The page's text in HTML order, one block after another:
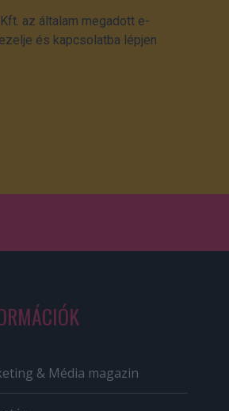
az általam megadott e-
és kapcsolatba lépjen
& Média magazin